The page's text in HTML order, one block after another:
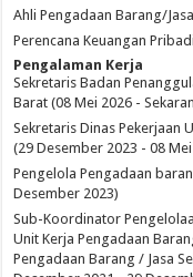
Ahli Pengadaan Barang/
Perencana Keuangan
Pengalaman Kerja
Sekretaris Badan
Barat (08 Mei 2026 -
Sekretaris Dinas Pekerjaan
(29 Desember 2023 - 08
Pengelola Pengadaan
Desember 2023)
Sub-Koordinator
Unit Kerja Pengadaan
Pengadaan Barang / Jasa